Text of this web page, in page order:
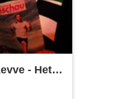
- Het